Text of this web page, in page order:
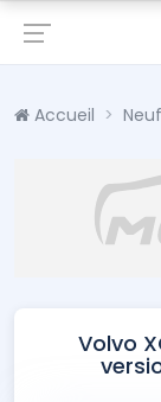
Accueil Neuf
Volvo